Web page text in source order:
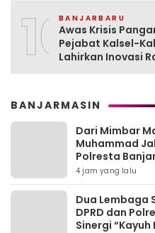
10BANJARBARU
Awas Krisis
Pejabat Kalsel-
Lahirkan Inovasi
BANJARMASIN
Dari Mimbar
Muhammad
Polresta
4 jam yang lalu
Dua Lembaga
DPRD dan
Sinergi “Kayuh